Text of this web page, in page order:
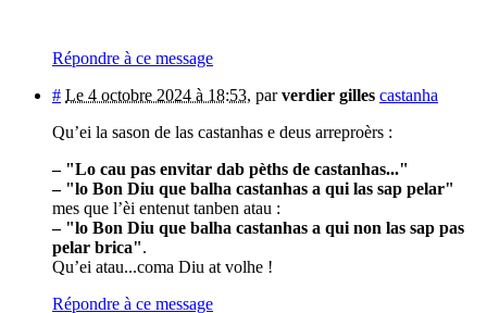
Répondre à ce message
# Le 4 octobre 2024 à 18:53, parverdier gilles castanha
Qu’ei la sason de las castanhas e deus arreproèrs :
– "Lo cau pas envitar dab pèths de castanhas..."
– "lo Bon Diu que balha castanhas a qui las sap pelar"
mes que l’èi entenut tanben atau :
– "lo Bon Diu que balha castanhas a qui non las sap pas
pelar brica".
Qu’ei atau...coma Diu at volhe !
Répondre à ce message